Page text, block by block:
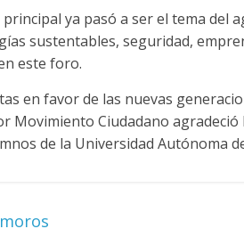
ya pasó a ser el tema del
sustentables, seguridad,
este foro.
en favor de las nuevas
Movimiento Ciudadano agradeció
de la Universidad Autónoma